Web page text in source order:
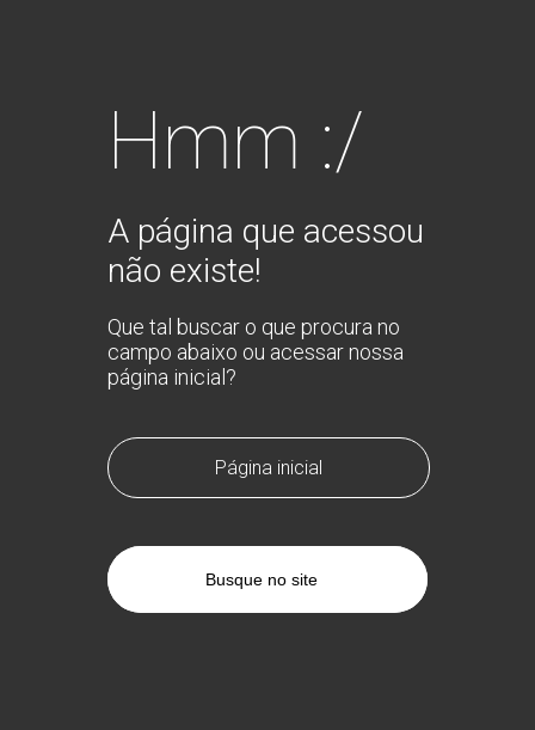
Hmm :/
A página que acessou
não existe!
Que tal buscar o que procura no
campo abaixo ou acessar nossa
página inicial?
Página inicial